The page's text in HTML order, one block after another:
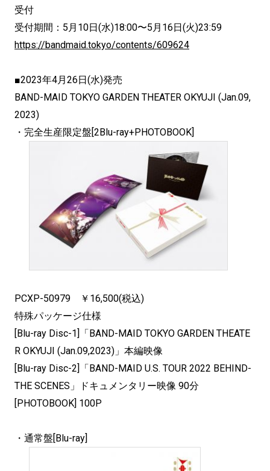
受付
受付期間：5月10日(水)18:00〜5月16日(火)23:59
https://bandmaid.tokyo/contents/609624
■2023年4月26日(水)発売
BAND-MAID TOKYO GARDEN THEATER OKYUJI (Jan.09,
2023)
・完全生産限定盤[2Blu-ray+PHOTOBOOK]
PCXP-50979 ￥16,500(税込)
特殊パッケージ仕様
[Blu-ray Disc-1]「BAND-MAID TOKYO GARDEN THEATE
R OKYUJI (Jan.09,2023)」本編映像
[Blu-ray Disc-2]「BAND-MAID U.S. TOUR 2022 BEHIND-
THE SCENES」ドキュメンタリー映像 90分
[PHOTOBOOK] 100P
・通常盤[Blu-ray]